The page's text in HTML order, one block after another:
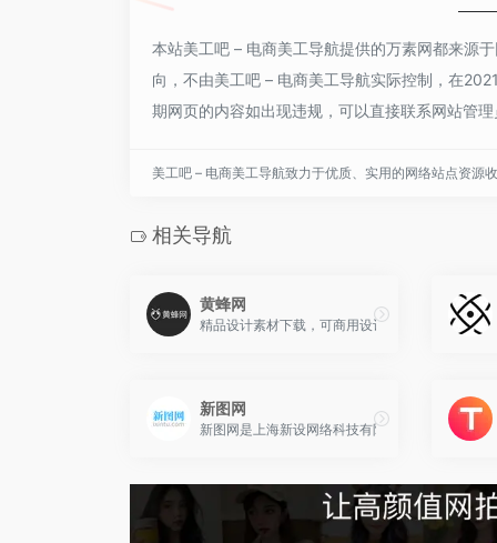
本站美工吧 – 电商美工导航提供的万素网都来源
向，不由美工吧 – 电商美工导航实际控制，在
期网页的内容如出现违规，可以直接联系网站管
美工吧 – 电商美工导航致力于优质、实用的网络站点资源
相关导航
黄蜂网
精品设计素材下载，可商用设计素材下载。 黄蜂
新图网
新图网是上海新设网络科技有限公司旗下的设计